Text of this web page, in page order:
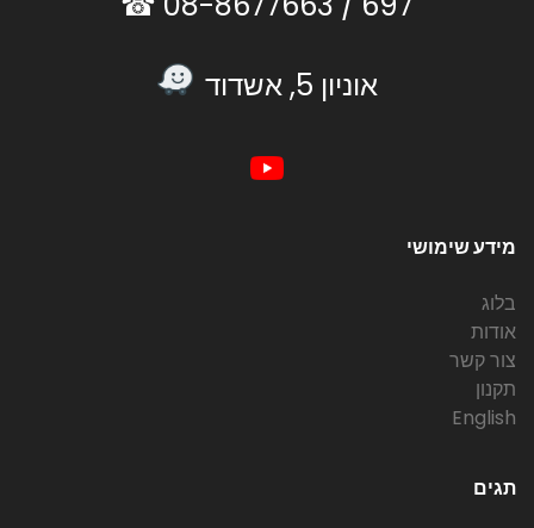
אוניון 5, אשדוד
מידע שימושי
בלוג
אודות
צור קשר
תקנון
English
תגים